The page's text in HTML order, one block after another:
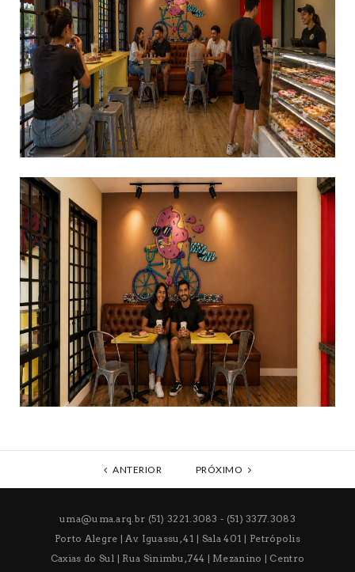
ANTERIOR PRÓXIMO
uma@uma.arq.br (51) 3221.3083 - (51) 3377.3083
Porto Alegre | Av. Iguassu, 41 | Sala 401 | Petrópolis
Caxias do Sul | Rua Sinimbu, 744 | Mezanino | Centro